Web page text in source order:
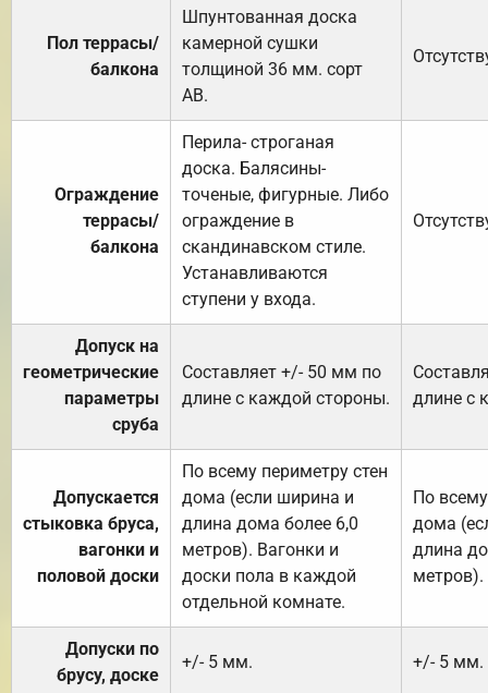
Пол террасы/
балкона
Шпунтованная доска
камерной сушки
толщиной 36 мм. сорт
АВ.
Ограждение
террасы/
балкона
Перила- строганая
доска. Балясины-
точеные, фигурные. Либо
ограждение в
скандинавском стиле.
Устанавливаются
ступени у входа.
Допуск на
геометрические
параметры
сруба
Составляет +/- 50 мм по
длине с каждой стороны.
длине с
Допускается
стыковка бруса,
вагонки и
половой доски
По всему периметру стен
дома (если ширина и
длина дома более 6,0
метров). Вагонки и
доски пола в каждой
отдельной комнате.
По
дома
длина
метров).
Допуски по
брусу, доске
+/- 5 мм. +/- 5 мм.